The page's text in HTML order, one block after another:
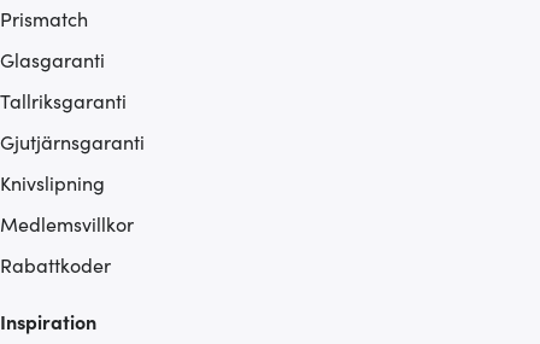
Prismatch
Glasgaranti
Tallriksgaranti
Gjutjärnsgaranti
Knivslipning
Medlemsvillkor
Rabattkoder
Inspiration